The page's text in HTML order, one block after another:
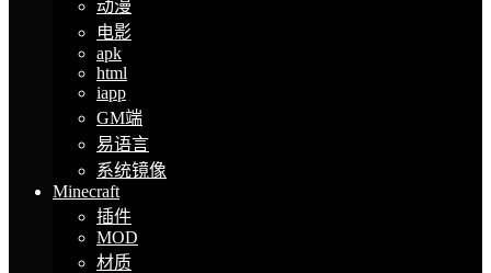
动漫
电影
apk
html
iapp
GM端
易语言
系统镜像
Minecraft
插件
MOD
材质